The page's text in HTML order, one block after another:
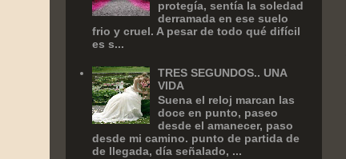
protegía, sentía la soledad
derramada en ese suelo
frio y cruel. A pesar de todo qué difícil
es s...
TRES SEGUNDOS.. UNA
VIDA
Suena el reloj marcan las
doce en punto, paseo
desde el amanecer, paso
desde mi camino. punto de partida de
de llegada, día señalado, ...